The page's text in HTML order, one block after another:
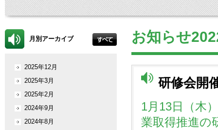
お知らせ
研修会開
1月13日（木
業取得推進の
月別アーカイブ
2025年12月
2025年3月
2025年2月
2024年9月
2024年8月